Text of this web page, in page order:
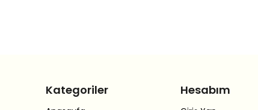
Kategoriler Hesabım